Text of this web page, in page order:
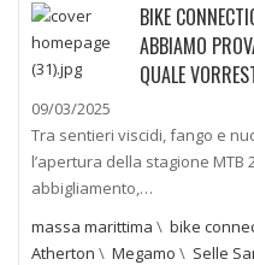
BIKE
ABBIAMO
QUALE
09/03/2025
Tra sentieri viscidi, fango e
l’apertura della stagione MTB
abbigliamento,…
massa marittima \ bike
Atherton \ Megamo \ Selle